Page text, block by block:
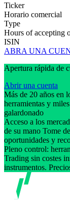
Ticker
Horario comercial
Type
Hours of accepting
ISIN
ABRA UNA
Apertura rápida de
Abrir una cuenta
Más de 20 años en
herramientas y
galardonado
Acceso a los
de su mano Tome
oportunidades y
Pleno control:
Trading sin costes
instrumentos.